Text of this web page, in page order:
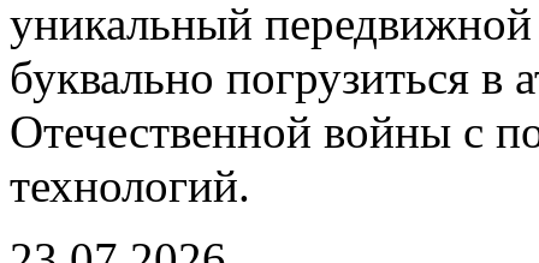
уникальный
буквально погрузиться
Отечественной войны с
технологий.